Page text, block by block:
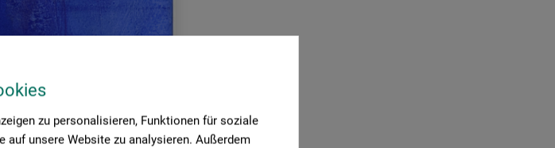
zu personalisieren, Funktionen für soziale
auf unsere Website zu analysieren. Außerdem